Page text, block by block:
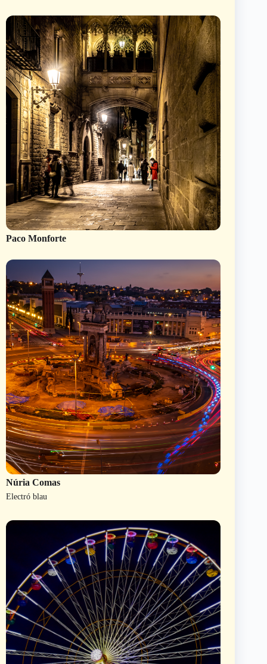
Paco Monforte
Núria Comas
Electró blau